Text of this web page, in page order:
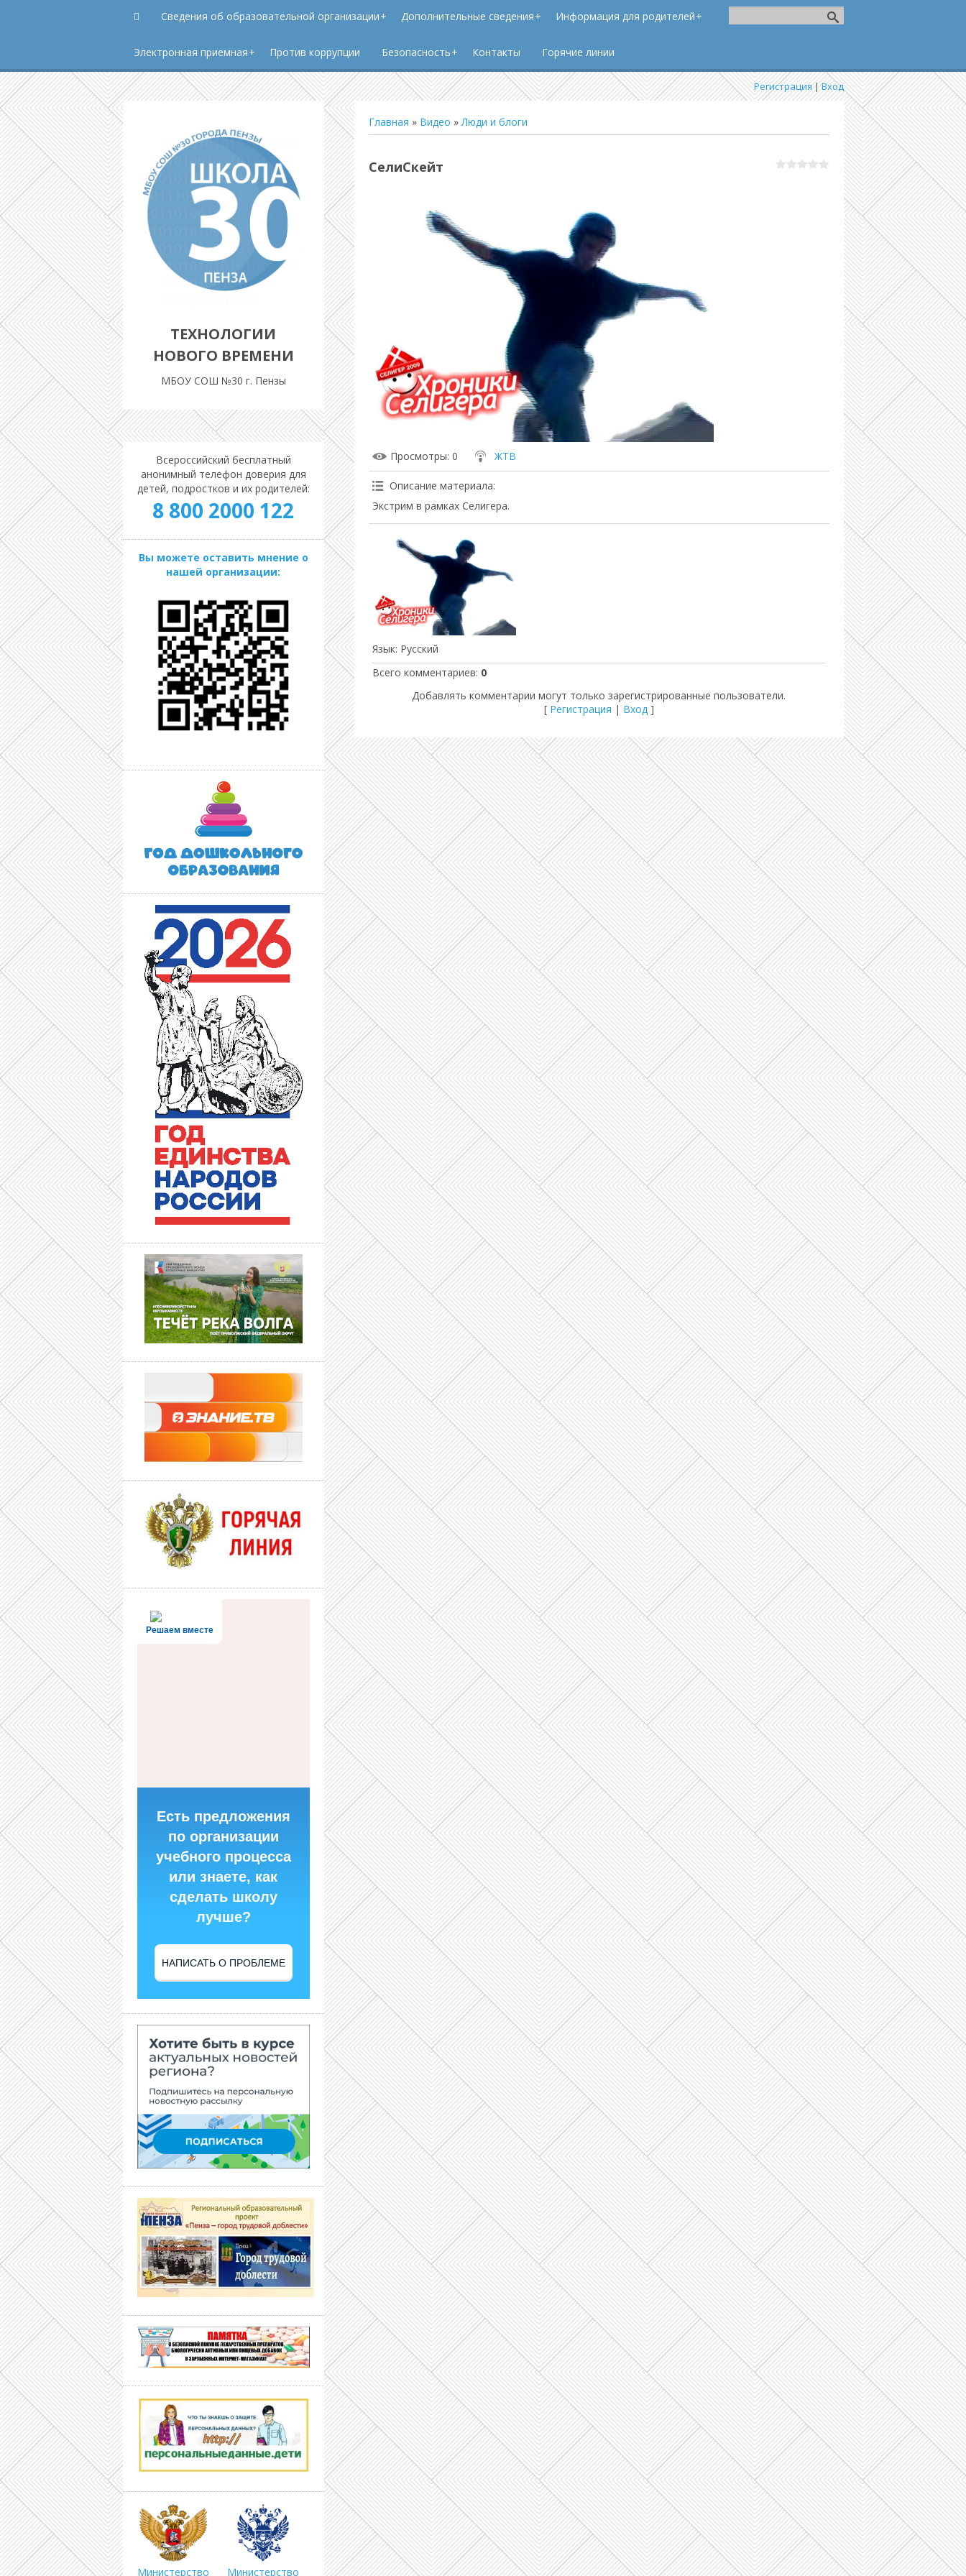
Сведения об образовательной организации Дополнительные сведения Информация для родителей
Электронная приемная Против коррупции Безопасность Контакты Горячие линии
Регистрация|Вход
ТЕХНОЛОГИИ
НОВОГО ВРЕМЕНИ
МБОУ СОШ №30 г. Пензы
Главная » Видео »Люди и блоги
СелиСкейт
Просмотры: 0 ЖТВ
Описание материала:
Экстрим в рамках Селигера.
Язык: Русский
Всего комментариев: 0
Добавлять комментарии могут только зарегистрированные пользователи.
[ Регистрация | Вход]
Всероссийский бесплатный
анонимный телефон доверия для
детей, подростков и их родителей:
8 800 2000 122
Вы можете оставить мнение о
нашей организации:
Решаем вместе
Есть предложения
по организации
учебного процесса
или знаете, как
сделать школу
лучше?
НАПИСАТЬ О ПРОБЛЕМЕ
Министерство Министерство